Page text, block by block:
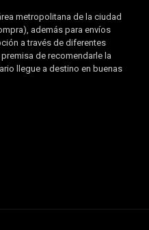
metropolitana de la ciudad
además para envíos
a través de diferentes
de recomendarle la
llegue a destino en buenas